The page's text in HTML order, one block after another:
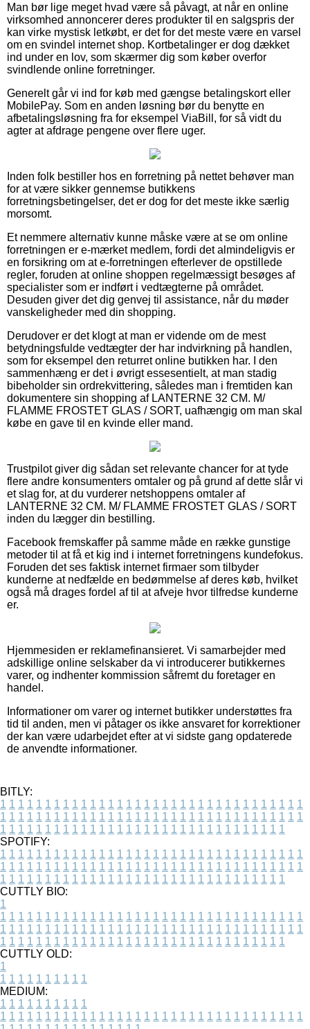
Man bør lige meget hvad være så påvagt, at når en online
virksomhed annoncerer deres produkter til en salgspris der
kan virke mystisk letkøbt, er det for det meste være en varsel
om en svindel internet shop. Kortbetalinger er dog dækket
ind under en lov, som skærmer dig som køber overfor
svindlende online forretninger.
Generelt går vi ind for køb med gængse betalingskort eller
MobilePay. Som en anden løsning bør du benytte en
afbetalingsløsning fra for eksempel ViaBill, for så vidt du
agter at afdrage pengene over flere uger.
Inden folk bestiller hos en forretning på nettet behøver man
for at være sikker gennemse butikkens
forretningsbetingelser, det er dog for det meste ikke særlig
morsomt.
Et nemmere alternativ kunne måske være at se om online
forretningen er e-mærket medlem, fordi det almindeligvis er
en forsikring om at e-forretningen efterlever de opstillede
regler, foruden at online shoppen regelmæssigt besøges af
specialister som er indført i vedtægterne på området.
Desuden giver det dig genvej til assistance, når du møder
vanskeligheder med din shopping.
Derudover er det klogt at man er vidende om de mest
betydningsfulde vedtægter der har indvirkning på handlen,
som for eksempel den returret online butikken har. I den
sammenhæng er det i øvrigt essesentielt, at man stadig
bibeholder sin ordrekvittering, således man i fremtiden kan
dokumentere sin shopping af LANTERNE 32 CM. M/
FLAMME FROSTET GLAS / SORT, uafhængig om man skal
købe en gave til en kvinde eller mand.
Trustpilot giver dig sådan set relevante chancer for at tyde
flere andre konsumenters omtaler og på grund af dette slår vi
et slag for, at du vurderer netshoppens omtaler af
LANTERNE 32 CM. M/ FLAMME FROSTET GLAS / SORT
inden du lægger din bestilling.
Facebook fremskaffer på samme måde en række gunstige
metoder til at få et kig ind i internet forretningens kundefokus.
Foruden det ses faktisk internet firmaer som tilbyder
kunderne at nedfælde en bedømmelse af deres køb, hvilket
også må drages fordel af til at afveje hvor tilfredse kunderne
er.
Hjemmesiden er reklamefinansieret. Vi samarbejder med
adskillige online selskaber da vi introducerer butikkernes
varer, og indhenter kommission såfremt du foretager en
handel.
Informationer om varer og internet butikker understøttes fra
tid til anden, men vi påtager os ikke ansvaret for korrektioner
der kan være udarbejdet efter at vi sidste gang opdaterede
de anvendte informationer.
BITLY:
1 1 1 1 1 1 1 1 1 1 1 1 1 1 1 1 1 1 1 1 1 1 1 1 1 1 1 1 1 1 1 1 1 1
1 1 1 1 1 1 1 1 1 1 1 1 1 1 1 1 1 1 1 1 1 1 1 1 1 1 1 1 1 1 1 1 1 1
1 1 1 1 1 1 1 1 1 1 1 1 1 1 1 1 1 1 1 1 1 1 1 1 1 1 1 1 1 1 1 1
SPOTIFY:
1 1 1 1 1 1 1 1 1 1 1 1 1 1 1 1 1 1 1 1 1 1 1 1 1 1 1 1 1 1 1 1 1 1
1 1 1 1 1 1 1 1 1 1 1 1 1 1 1 1 1 1 1 1 1 1 1 1 1 1 1 1 1 1 1 1 1 1
1 1 1 1 1 1 1 1 1 1 1 1 1 1 1 1 1 1 1 1 1 1 1 1 1 1 1 1 1 1 1 1
CUTTLY BIO:
1
1 1 1 1 1 1 1 1 1 1 1 1 1 1 1 1 1 1 1 1 1 1 1 1 1 1 1 1 1 1 1 1 1 1
1 1 1 1 1 1 1 1 1 1 1 1 1 1 1 1 1 1 1 1 1 1 1 1 1 1 1 1 1 1 1 1 1 1
1 1 1 1 1 1 1 1 1 1 1 1 1 1 1 1 1 1 1 1 1 1 1 1 1 1 1 1 1 1 1 1
CUTTLY OLD:
1
1 1 1 1 1 1 1 1 1 1
MEDIUM:
1 1 1 1 1 1 1 1 1 1
1 1 1 1 1 1 1 1 1 1 1 1 1 1 1 1 1 1 1 1 1 1 1 1 1 1 1 1 1 1 1 1 1 1